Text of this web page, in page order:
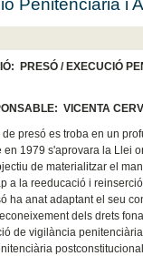
PRESÓ / EXECUCIÓ
VICENTA
presó es troba en un
en 1979 s'aprovara la Llei
de materialitzar el
a la reeducació i
ha anat adaptant el seu
dels drets
de vigilància